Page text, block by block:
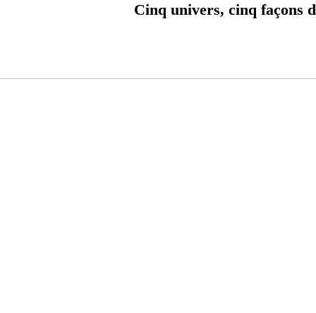
Cinq univers, cinq façons